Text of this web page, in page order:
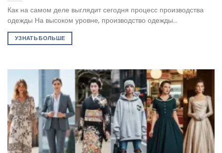
Как на самом деле выглядит сегодня процесс производства
одежды На высоком уровне, производство одежды...
УЗНАТЬ БОЛЬШЕ